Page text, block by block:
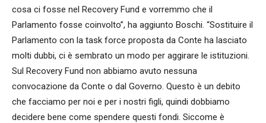
cosa ci fosse nel Recovery Fund e vorremmo che il
Parlamento fosse coinvolto”, ha aggiunto Boschi. “Sostituire il
Parlamento con la task force proposta da Conte ha lasciato
molti dubbi, ci è sembrato un modo per aggirare le istituzioni.
Sul Recovery Fund non abbiamo avuto nessuna
convocazione da Conte o dal Governo. Questo è un debito
che facciamo per noi e per i nostri figli, quindi dobbiamo
decidere bene come spendere questi fondi. Siccome è